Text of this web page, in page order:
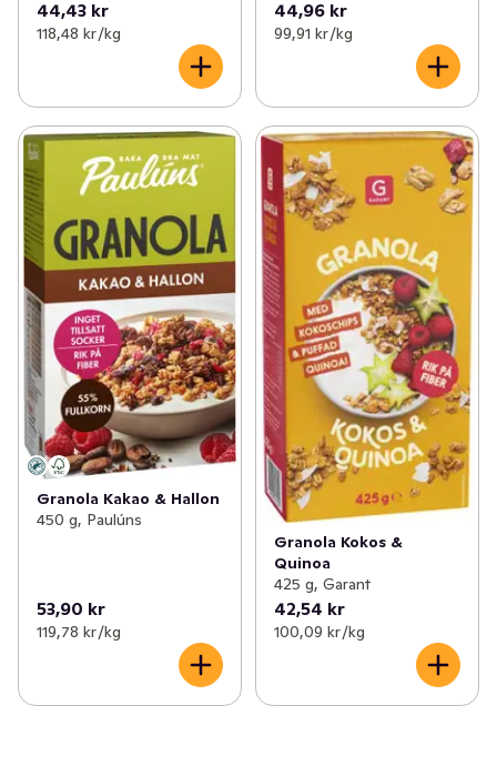
44,43 kr
118,48 kr /kg
44,96 kr
99,91 kr /kg
Granola Kakao & Hallon
450 g, Paulúns
53,90 kr
119,78 kr /kg
Granola Kokos &
Quinoa
425 g, Garant
42,54 kr
100,09 kr /kg